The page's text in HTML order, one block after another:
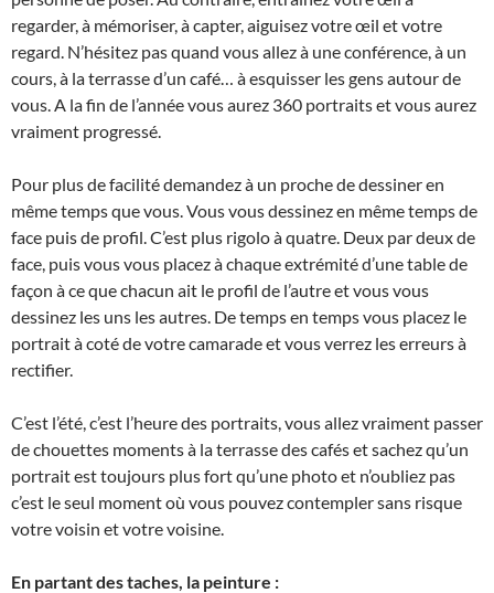
regarder, à mémoriser, à capter, aiguisez votre œil et votre
regard. N’hésitez pas quand vous allez à une conférence, à un
cours, à la terrasse d’un café… à esquisser les gens autour de
vous. A la fin de l’année vous aurez 360 portraits et vous aurez
vraiment progressé.
Pour plus de facilité demandez à un proche de dessiner en
même temps que vous. Vous vous dessinez en même temps de
face puis de profil. C’est plus rigolo à quatre. Deux par deux de
face, puis vous vous placez à chaque extrémité d’une table de
façon à ce que chacun ait le profil de l’autre et vous vous
dessinez les uns les autres. De temps en temps vous placez le
portrait à coté de votre camarade et vous verrez les erreurs à
rectifier.
C’est l’été, c’est l’heure des portraits, vous allez vraiment passer
de chouettes moments à la terrasse des cafés et sachez qu’un
portrait est toujours plus fort qu’une photo et n’oubliez pas
c’est le seul moment où vous pouvez contempler sans risque
votre voisin et votre voisine.
En partant des taches, la peinture :